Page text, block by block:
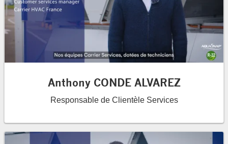
Anthony CONDE ALVAREZ
Responsable de Clientèle Services